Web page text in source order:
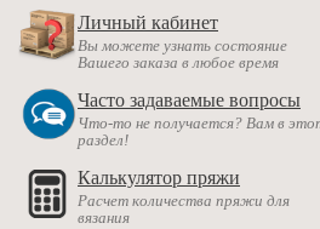
Личный кабинет
Вы можете узнать состояние
Вашего заказа в любое время
Часто задаваемые вопросы
Что-то не получается? Вам в
раздел!
Калькулятор пряжи
Расчет количества пряжи для
вязания